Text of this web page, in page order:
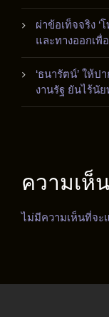
ผ่าข้อเท็จจริง
และทางออกเ
‘ธนารัตน์’ ให้
งานรัฐ ยันไร้นัย
ความเห็
ไม่มีความเห็นที่จะ